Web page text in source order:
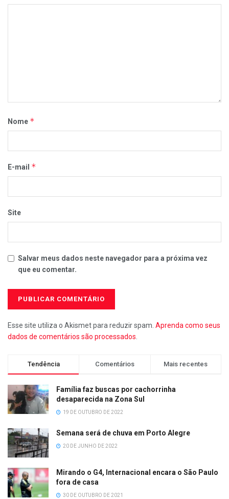
Nome *
E-mail *
Site
Salvar meus dados neste navegador para a próxima vez
que eu comentar.
Esse site utiliza o Akismet para reduzir spam. Aprenda como seus
dados de comentários são processados
Tendência Comentários Mais recentes
Família faz buscas por cachorrinha
desaparecida na Zona Sul
19 DE OUTUBRO DE 2022
Semana será de chuva em Porto Alegre
20 DE JUNHO DE 2022
Mirando o G4, Internacional encara o São Paulo
fora de casa
30 DE OUTUBRO DE 2021